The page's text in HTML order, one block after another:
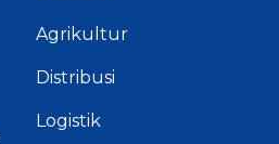
Agrikultur
Distribusi
Logistik